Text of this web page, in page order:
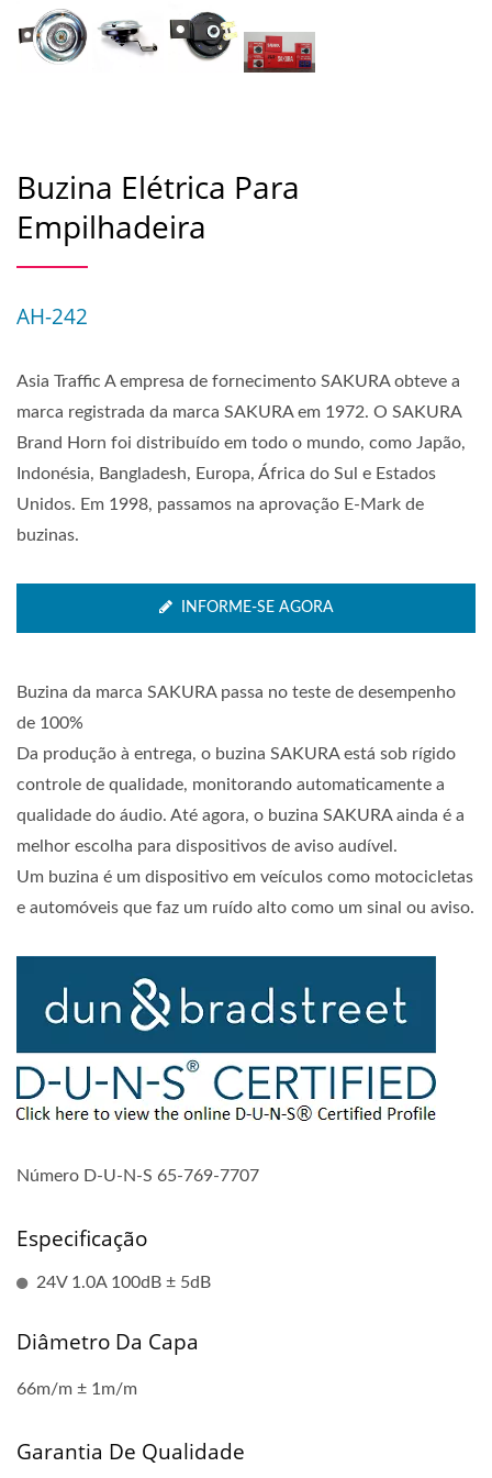
Buzina Elétrica Para
Empilhadeira
AH-242
Asia Traffic A empresa de fornecimento SAKURA obteve a
marca registrada da marca SAKURA em 1972. O SAKURA
Brand Horn foi distribuído em todo o mundo, como Japão,
Indonésia, Bangladesh, Europa, África do Sul e Estados
Unidos. Em 1998, passamos na aprovação E-Mark de
buzinas.
INFORME-SE AGORA
Buzina da marca SAKURA passa no teste de desempenho
de 100%
Da produção à entrega, o buzina SAKURA está sob rígido
controle de qualidade, monitorando automaticamente a
qualidade do áudio. Até agora, o buzina SAKURA ainda é a
melhor escolha para dispositivos de aviso audível.
Um buzina é um dispositivo em veículos como motocicletas
e automóveis que faz um ruído alto como um sinal ou aviso.
Número D-U-N-S 65-769-7707
Especificação
24V 1.0A 100dB ± 5dB
Diâmetro Da Capa
66m/m ± 1m/m
Garantia De Qualidade